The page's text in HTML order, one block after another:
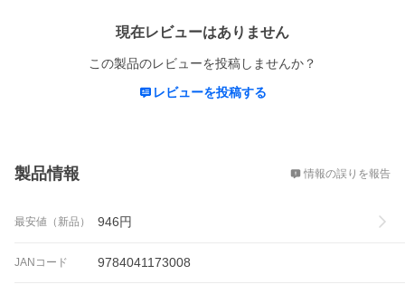
現在レビューはありません
この製品のレビューを投稿しませんか？
レビューを投稿する
製品情報 情報の誤りを報告
最安値（新品） 946円
JANコード 9784041173008